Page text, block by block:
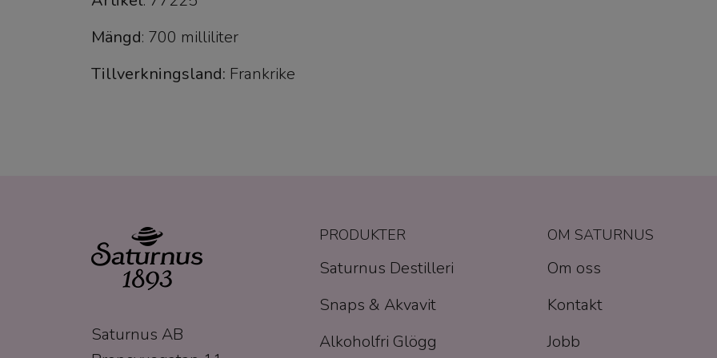
Mängd: 700 milliliter
Tillverkningsland: Frankrike
Saturnus AB
PRODUKTER
Saturnus Destilleri
Snaps & Akvavit
Alkoholfri Glögg
OM SATURNUS
Om oss
Kontakt
Jobb